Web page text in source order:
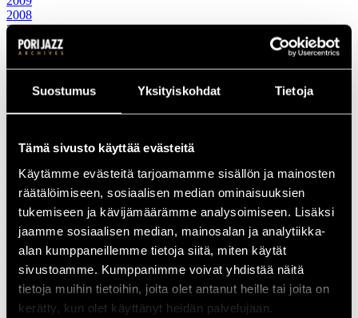
Suostumus Yksityiskohdat Tietoja
Tämä sivusto käyttää evästeitä
Käytämme evästeitä tarjoamamme sisällön ja mainosten
räätälöimiseen, sosiaalisen median ominaisuuksien
tukemiseen ja kävijämäärämme analysoimiseen. Lisäksi
jaamme sosiaalisen median, mainosalan ja analytiikka-
alan kumppaneillemme tietoja siitä, miten käytät
sivustoamme. Kumppanimme voivat yhdistää näitä
tietoja muihin tietoihin, joita olet antanut heille tai joita on
kerätty, kun olet käyttänyt heidän palvelujaan.
2008
2007
2006
2005
2004
2001
1990-luku
1998
1997
1995
1994
1993
1991
1990
1980-luku